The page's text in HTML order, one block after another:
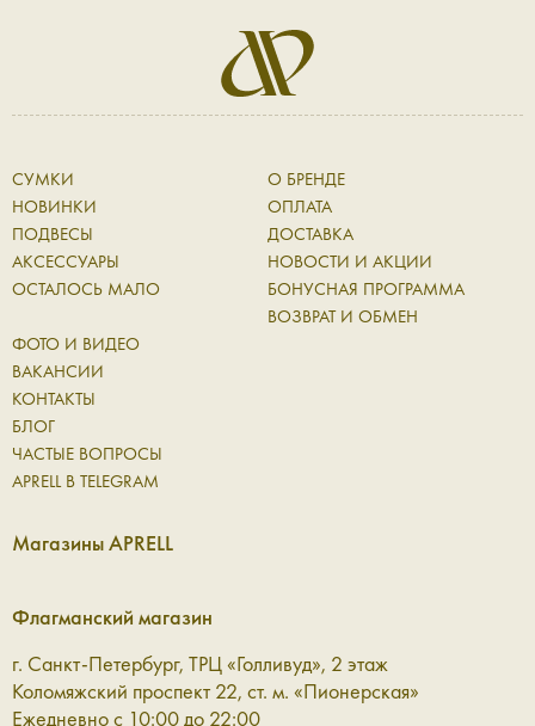
Кожаные аксессуары: баланс формы и
функциональности
Современные кожаные аксессуары — это не просто
дополнение, а полноценная часть повседневного ритма.
Они сопровождают вас в течение дня, выдерживают
активное использование и при этом сохраняют
аккуратный внешний вид. Натуральная кожа со временем
становится только лучше: приобретает характерную
фактуру и мягкость, оставаясь надежной основой для
ежедневных вещей.
В коллекции Aprell представлены аксессуары для разных
сценариев:
как в базовом гардеробе, так и в более сложных
сочетаниях, где важна каждая линия. Это деталь, которая
работает незаметно, но всегда точно.
СУМКИ
НОВИНКИ
ПОДВЕСЫ
АКСЕССУАРЫ
ОСТАЛОСЬ МАЛО
О БРЕНДЕ
ОПЛАТА
ДОСТАВКА
НОВОСТИ И АКЦИИ
БОНУСНАЯ ПРОГРАММА
ВОЗВРАТ И ОБМЕН
ФОТО И ВИДЕО
ВАКАНСИИ
КОНТАКТЫ
БЛОГ
ЧАСТЫЕ ВОПРОСЫ
APRELL В TELEGRAM
Магазины APRELL
Флагманский магазин
г. Санкт-Петербург, ТРЦ «Голливуд», 2 этаж
Коломяжский проспект 22, ст. м. «Пионерская»
Ежедневно с 10:00 до 22:00